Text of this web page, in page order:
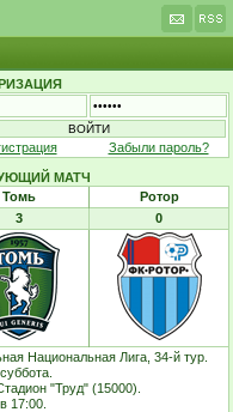
Забыли пароль?
МАТЧ
Томь
Ротор
3
0
Национальная Лига, 34-й тур.
"Труд" (15000).
17:00.